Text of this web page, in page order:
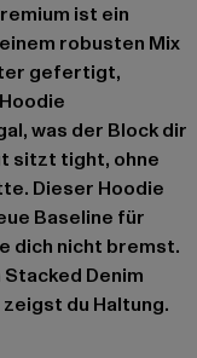
ist ein
robusten Mix
gefertigt,
was der Block dir
sitzt tight, ohne
Dieser Hoodie
Baseline für
dich nicht bremst.
Denim
du Haltung.